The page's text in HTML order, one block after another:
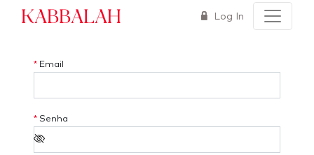
Kabbalah Log In
* Email
* Senha